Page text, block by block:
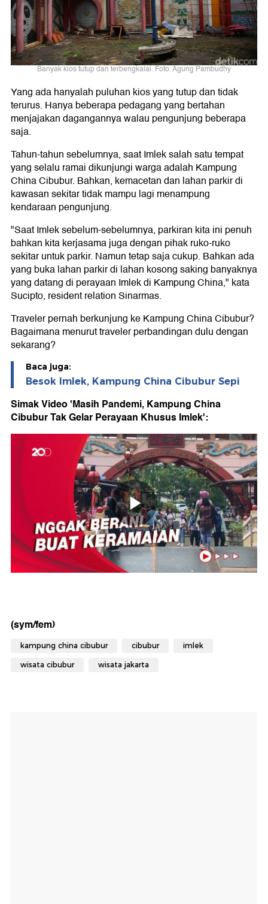
Banyak kios tutup dan terbengkalai. Foto: Agung Pambudhy
Yang ada hanyalah puluhan kios yang tutup dan tidak
terurus. Hanya beberapa pedagang yang bertahan
menjajakan dagangannya walau pengunjung beberapa
saja.
Tahun-tahun sebelumnya, saat Imlek salah satu tempat
yang selalu ramai dikunjungi warga adalah Kampung
China Cibubur. Bahkan, kemacetan dan lahan parkir di
kawasan sekitar tidak mampu lagi menampung
kendaraan pengunjung.
"Saat Imlek sebelum-sebelumnya, parkiran kita ini penuh
bahkan kita kerjasama juga dengan pihak ruko-ruko
sekitar untuk parkir. Namun tetap saja cukup. Bahkan ada
yang buka lahan parkir di lahan kosong saking banyaknya
yang datang di perayaan Imlek di Kampung China," kata
Sucipto, resident relation Sinarmas.
Traveler pernah berkunjung ke Kampung China Cibubur?
Bagaimana menurut traveler perbandingan dulu dengan
sekarang?
Baca juga:
Besok Imlek, Kampung China Cibubur Sepi
Simak Video 'Masih Pandemi, Kampung China
Cibubur Tak Gelar Perayaan Khusus Imlek':
(sym/fem)
kampung china cibubur cibubur imlek
wisata cibubur wisata jakarta